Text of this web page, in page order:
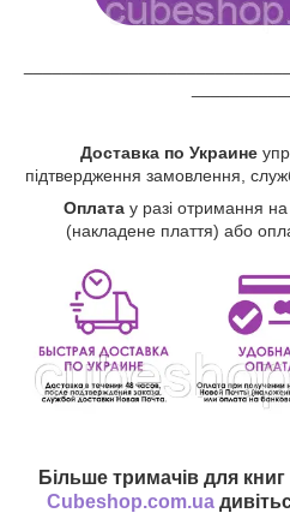
Доставка по Украине
підтвердження замовлення,
Оплата у разі отримання
(накладене плаття) або
Більше тримачів для книг
Cubeshop.com.ua